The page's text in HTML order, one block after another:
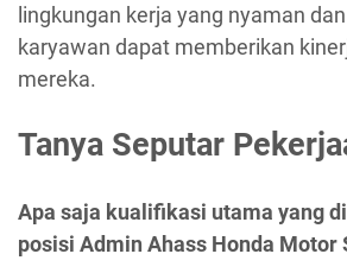
lingkungan kerja yang nyaman
karyawan dapat memberikan
mereka.
Tanya Seputar
Apa saja kualifikasi utama yang
posisi Admin Ahass Honda Motor